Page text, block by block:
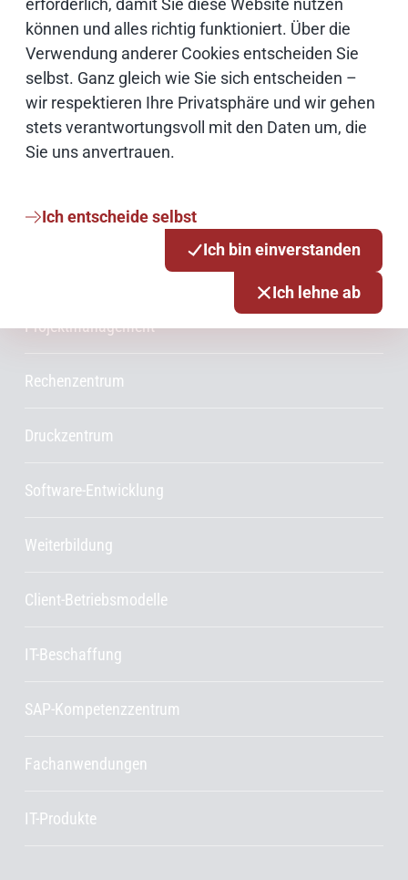
erforderlich, damit Sie diese Website nutzen
können und alles richtig funktioniert. Über die
Verwendung anderer Cookies entscheiden Sie
selbst. Ganz gleich wie Sie sich entscheiden –
wir respektieren Ihre Privatsphäre und wir gehen
stets verantwortungsvoll mit den Daten um, die
Sie uns anvertrauen.
Ich entscheide selbst
Ich bin einverstanden
Ich lehne ab
Cloud
Netze
Services & Produkte
Consulting
Innovationsmanagement
Projektmanagement
Rechenzentrum
Druckzentrum
Software-Entwicklung
Weiterbildung
Client-Betriebsmodelle
IT-Beschaffung
SAP-Kompetenzzentrum
Fachanwendungen
IT-Produkte